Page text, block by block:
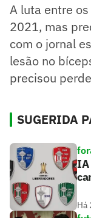
A luta entre
2021, mas
com o jornal
lesão no
precisou
SUGERIDA
IA
Há